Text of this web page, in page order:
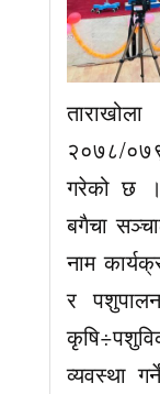
२०७८/
गरेको छ ।
बगैचा
नाम
र
व्यवस्था